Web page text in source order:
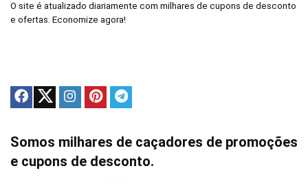
O site é atualizado diariamente com milhares de cupons de desconto
e ofertas. Economize agora!
Somos milhares de caçadores de promoções
e cupons de desconto.